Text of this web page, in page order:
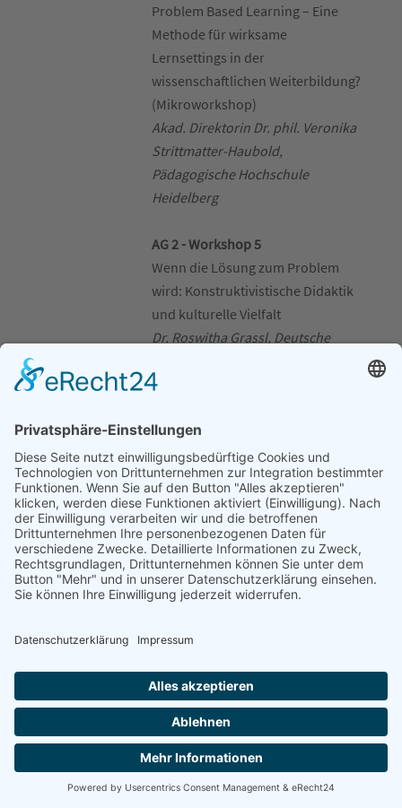
Problem Based Learning – Eine
Methode für wirksame
Lernsettings in der
wissenschaftlichen Weiterbildung?
(Mikroworkshop)
Akad. Direktorin Dr. phil. Veronika
Strittmatter-Haubold,
Pädagogische Hochschule
Heidelberg
AG 2 - Workshop 5
Wenn die Lösung zum Problem
wird: Konstruktivistische Didaktik
und kulturelle Vielfalt
Dr. Roswitha Grassl, Deutsche
Zum Konzept der
Handlungsorientierung in der
wissenschaftlichen Weiterbildung
Dr. Marius Herzog, Prof. Dr. Julia
Gillen, Leibniz Universität
Hannover
Rollenverständnisse von
Lehrenden in der
– Zugänge und Positionen
Dr. Eva Cendon, Anita Mörth und
Erik Schiller, Deutsche Universität
für Weiterbildung
AG 2 - Workshop 6
Aufbau einer Berufstheorie – ein